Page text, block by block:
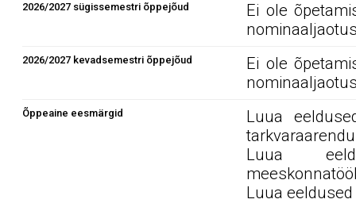
2026/2027 sügissemestri õppejõud
Ei ole
2026/2027 kevadsemestri õppejõud
Ei ole
Õppeaine eesmärgid
Luua
Luua
Luua